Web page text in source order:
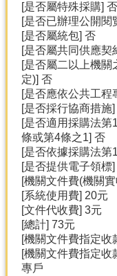
[是否屬特殊採購] 否
[是否已辦理公開閱
[是否屬統包] 否
[是否屬共同供應契
[是否屬二以上機關
定)] 否
[是否應依公共工程
[是否採行協商措施]
[是否適用採購法
條或第4條之1] 否
[是否依據採購法第
[是否提供電子領標]
[機關文件費(機關
[系統使用費] 20元
[文件代收費] 3元
[總計] 73元
[機關文件費指定收
[機關文件費指定
專戶